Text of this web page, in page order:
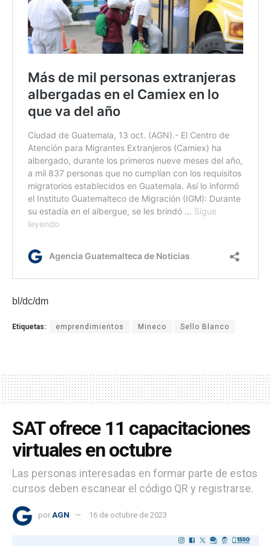
bl/dc/dm
Etiquetas: emprendimientos Mineco Sello Blanco
SAT ofrece 11 capacitaciones
virtuales en octubre
Las personas interesadas en formar parte de estos
cursos deben escanear el código QR y registrarse.
por AGN 16 de octubre de 2023